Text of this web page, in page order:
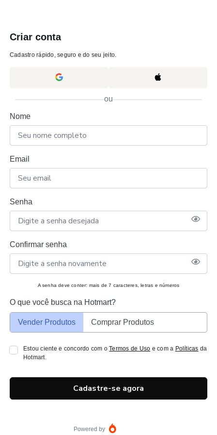
Criar conta
Cadastro rápido, seguro e do seu jeito.
ou
Nome
Email
Senha
Confirmar senha
A senha deve conter: mais de 7 caracteres, letras e números
O que você busca na Hotmart?
Vender Produtos Comprar Produtos
Estou ciente e concordo com oTermos de Uso e com a Políticas da
Hotmart.
Cadastre-se agora
Powered by